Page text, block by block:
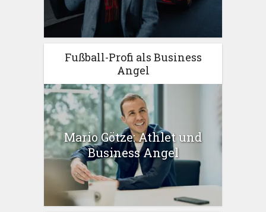
Fußball-Profi als Business
Angel
Mario Götze: Athlet und
Business Angel